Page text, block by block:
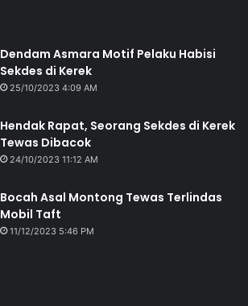
Dendam Asmara Motif Pelaku Habisi
Sekdes di Kerek
25/10/2023 4:09 AM
Hendak Rapat, Seorang Sekdes di Kerek
Tewas Dibacok
24/10/2023 11:12 AM
Bocah Asal Montong Tewas Terlindas
Mobil Taft
11/12/2023 5:46 PM